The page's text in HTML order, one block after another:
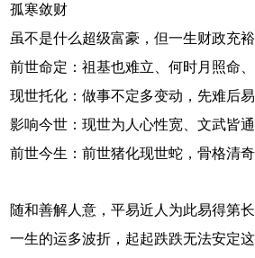
孤寒敛财
虽不是什么超级富豪，但一生财政充
前世命定：祖基也难立、何时月照命
现世托化：做事不定多变动，先难后
影响今世：现世为人心性宽、文武皆
前世今生：前世猪化现世蛇，骨格清
随和善解人意，平易近人为此易得第
一生的运多波折，起起跌跌无法安定